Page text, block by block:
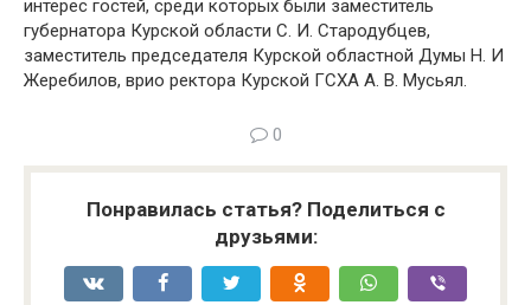
интерес гостей, среди которых были заместитель
губернатора Курской области С. И. Стародубцев,
заместитель председателя Курской областной Думы Н. И
Жеребилов, врио ректора Курской ГСХА А. В. Мусьял.
0
Понравилась статья? Поделиться с
друзьями: